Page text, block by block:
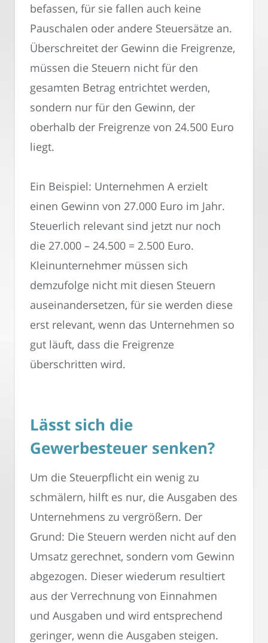
befassen, für sie fallen auch keine
Pauschalen oder andere Steuersätze an.
Überschreitet der Gewinn die Freigrenze,
müssen die Steuern nicht für den
gesamten Betrag entrichtet werden,
sondern nur für den Gewinn, der
oberhalb der Freigrenze von 24.500 Euro
liegt.
Ein Beispiel: Unternehmen A erzielt
einen Gewinn von 27.000 Euro im Jahr.
Steuerlich relevant sind jetzt nur noch
die 27.000 – 24.500 = 2.500 Euro.
Kleinunternehmer müssen sich
demzufolge nicht mit diesen Steuern
auseinandersetzen, für sie werden diese
erst relevant, wenn das Unternehmen so
gut läuft, dass die Freigrenze
überschritten wird.
Lässt sich die
Gewerbesteuer senken?
Um die Steuerpflicht ein wenig zu
schmälern, hilft es nur, die Ausgaben des
Unternehmens zu vergrößern. Der
Grund: Die Steuern werden nicht auf den
Umsatz gerechnet, sondern vom Gewinn
abgezogen. Dieser wiederum resultiert
aus der Verrechnung von Einnahmen
und Ausgaben und wird entsprechend
geringer, wenn die Ausgaben steigen.